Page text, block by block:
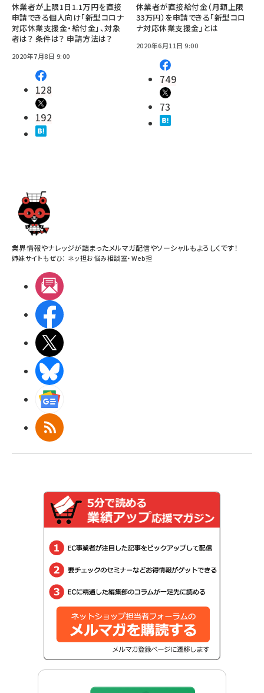
休業者が上限1日1.1万円を直接
申請できる個人向け「新型コロナ
対応休業支援金・給付金」、対象
者は？ 条件は？ 申請方法は？
2020年7月8日 9:00
128
192
休業者が直接給付金（月額上限
33万円）を申請できる「新型コロ
ナ対応休業支援金」とは
2020年6月11日 9:00
749
73
業界情報やナレッジが詰まったメルマガ配信やソーシャルもよろしくです！
姉妹サイトもぜひ： ネッ担お悩み相談室・Web担
RSS